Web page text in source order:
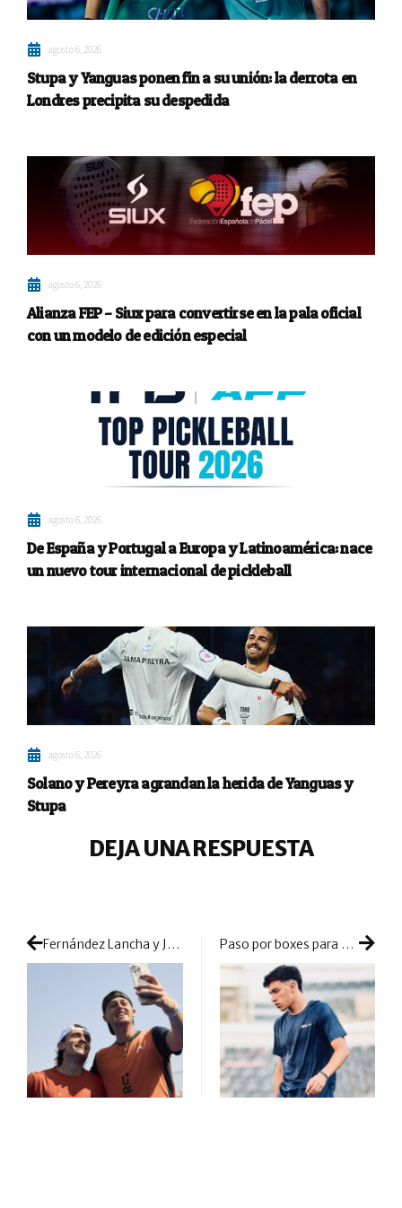
agosto 6, 2026
Stupa y Yanguas ponen fin a su unión: la derrota en
Londres precipita su despedida
agosto 6, 2026
Alianza FEP – Siux para convertirse en la pala oficial
con un modelo de edición especial
agosto 6, 2026
De España y Portugal a Europa y Latinoamérica: nace
un nuevo tour internacional de pickleball
agosto 6, 2026
Solano y Pereyra agrandan la herida de Yanguas y
Stupa
DEJA UNA RESPUESTA
Fernández Lancha y Jensen lideran el despliegue total de fuerzas en la primera ronda de Roma Paso por boxes para Tino Libaak: unas molestias en la zona lumbar le dejarán fuera varios torneos